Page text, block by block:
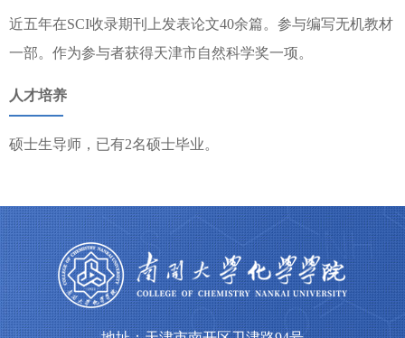
近五年在SCI收录期刊上发表论文40余篇。参与编写无机教材
一部。作为参与者获得天津市自然科学奖一项。
人才培养
硕士生导师，已有2名硕士毕业。